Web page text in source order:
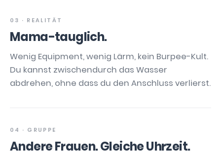
03 · REALITÄT
Mama-tauglich.
Wenig Equipment, wenig Lärm, kein Burpee-Kult.
Du kannst zwischendurch das Wasser
abdrehen, ohne dass du den Anschluss verlierst.
04 · GRUPPE
Andere Frauen. Gleiche Uhrzeit.